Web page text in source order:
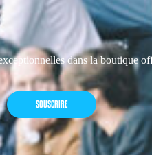
dans la boutique
SOUSCRIRE